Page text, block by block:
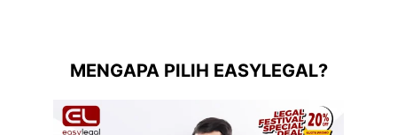
MENGAPA PILIH EASYLEGAL?